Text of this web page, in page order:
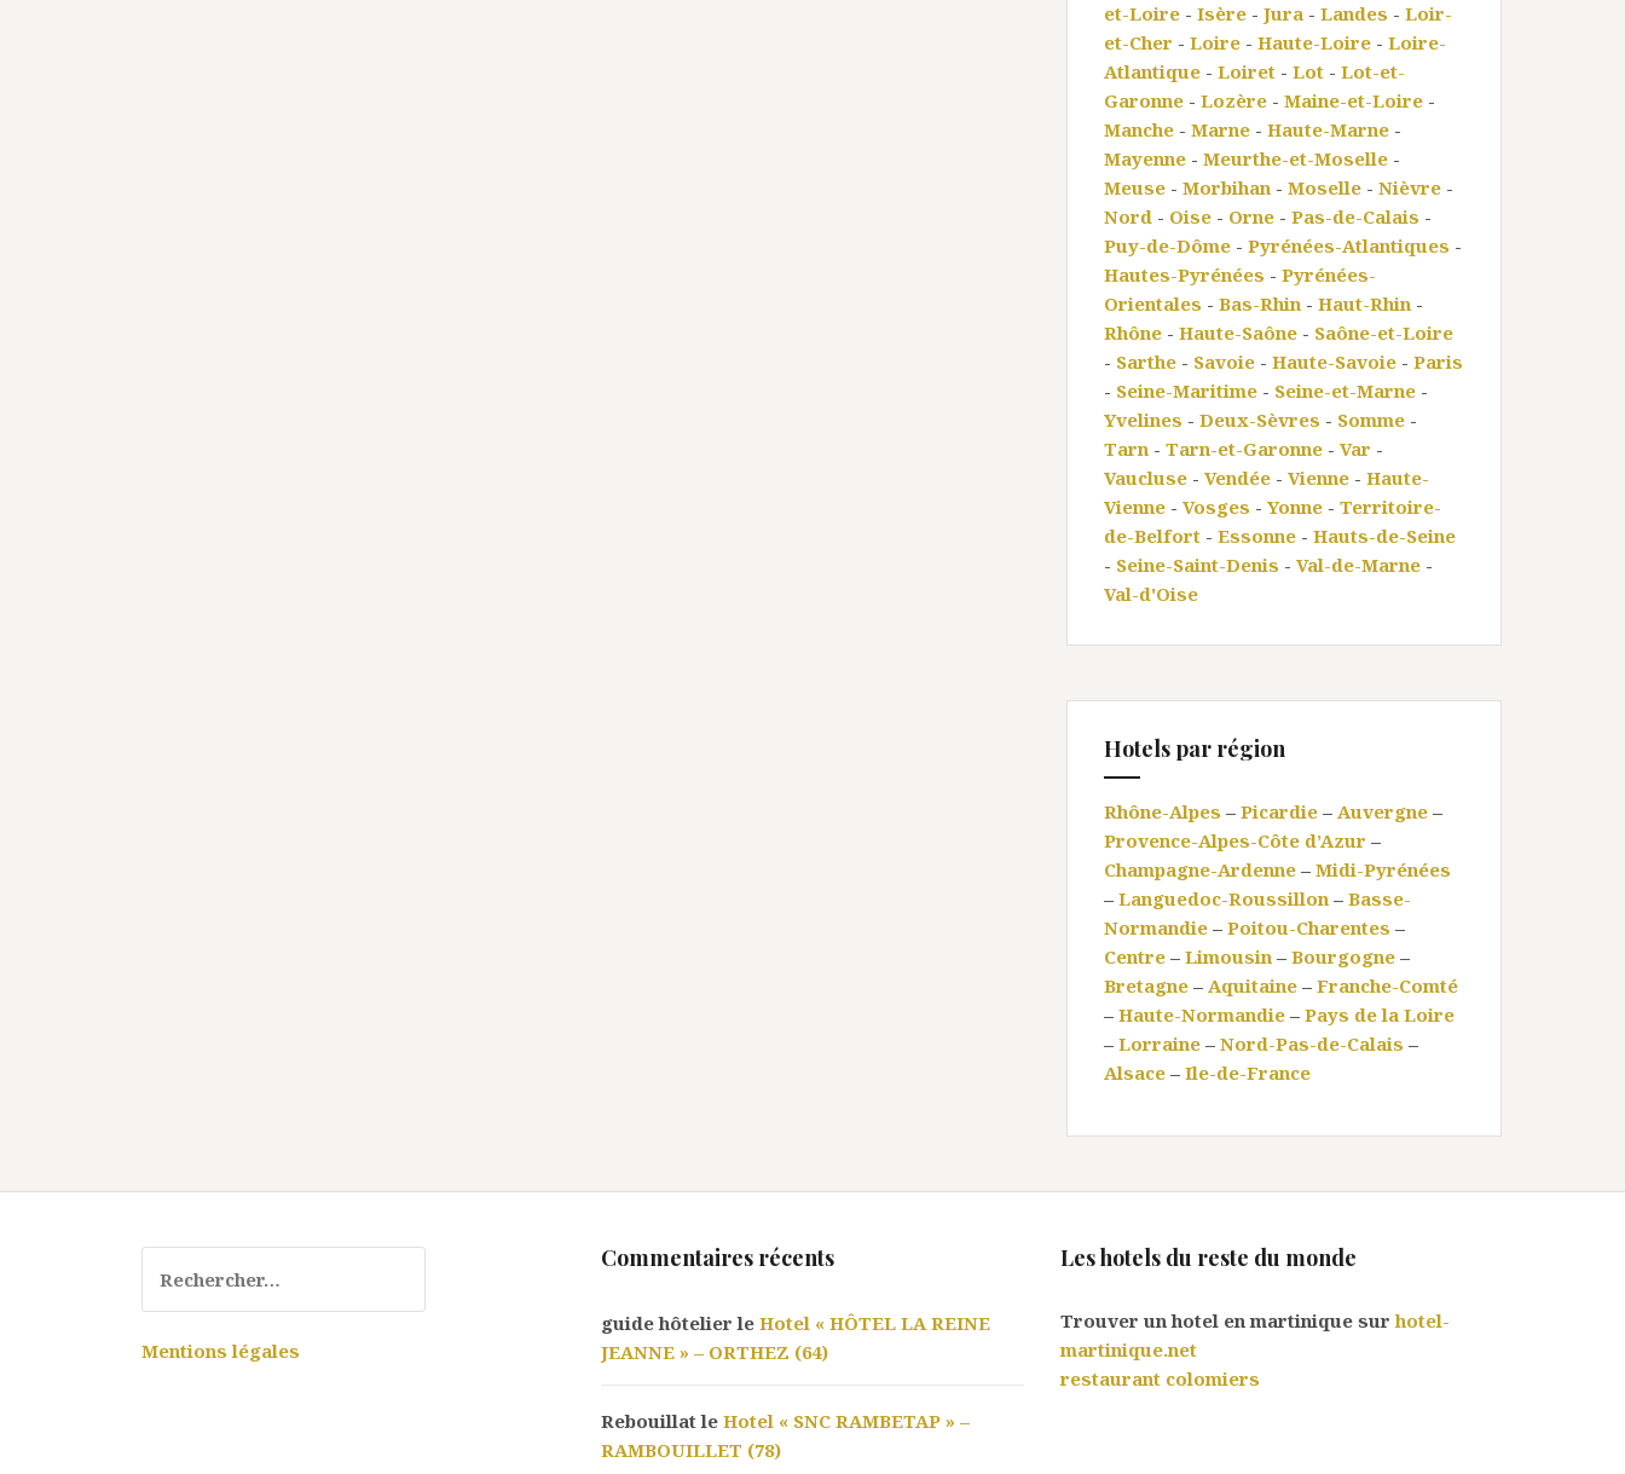
et-Loire - Isère - Jura - Landes - Loir-
et-Cher - Loire - Haute-Loire - Loire-
Atlantique - Loiret - Lot - Lot-et-
Garonne - Lozère - Maine-et-Loire -
Manche - Marne - Haute-Marne -
Mayenne - Meurthe-et-Moselle -
Meuse - Morbihan - Moselle - Nièvre -
Nord - Oise - Orne - Pas-de-Calais -
Puy-de-Dôme - Pyrénées-Atlantiques -
Hautes-Pyrénées - Pyrénées-
Orientales - Bas-Rhin - Haut-Rhin -
Rhône - Haute-Saône - Saône-et-Loire
- Sarthe - Savoie - Haute-Savoie - Paris
- Seine-Maritime - Seine-et-Marne -
Yvelines - Deux-Sèvres - Somme -
Tarn - Tarn-et-Garonne - Var -
Vaucluse - Vendée - Vienne - Haute-
Vienne - Vosges - Yonne - Territoire-
de-Belfort - Essonne - Hauts-de-Seine
- Seine-Saint-Denis - Val-de-Marne -
Val-d'Oise
Hotels par région
Rhône-Alpes – Picardie – Auvergne –
Provence-Alpes-Côte d’Azur –
Champagne-Ardenne – Midi-Pyrénées
– Languedoc-Roussillon – Basse-
Normandie – Poitou-Charentes –
Centre – Limousin – Bourgogne –
Bretagne – Aquitaine – Franche-Comté
– Haute-Normandie – Pays de la Loire
– Lorraine – Nord-Pas-de-Calais –
Alsace – Ile-de-France
Mentions légales
Commentaires récents
guide hôtelier le Hotel « HÔTEL LA REINE
JEANNE » – ORTHEZ (64)
Rebouillat le Hotel « SNC RAMBETAP » –
RAMBOUILLET (78)
Les hotels du reste du monde
Trouver un hotel en martinique surhotel-
martinique.net
restaurant colomiers